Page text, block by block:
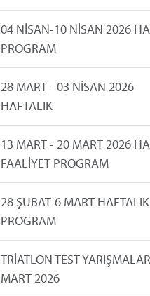
04 NİSAN-10 NİSAN 2026
PROGRAM
28 MART - 03 NİSAN 2026
HAFTALIK
13 MART - 20 MART 2026
FAALİYET PROGRAM
28 ŞUBAT-6 MART HAFTALIK
PROGRAM
TRİATLON TEST
MART 2026